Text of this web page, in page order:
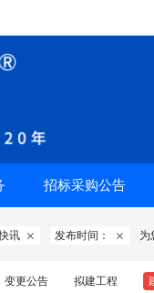
招标采购公告
讯  发布时间：  为
变更公告 拟建工程